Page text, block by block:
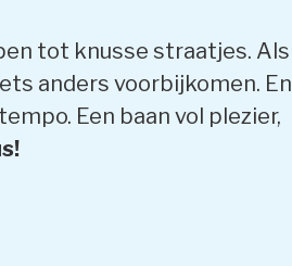
tot knusse straatjes. Als
anders voorbijkomen. En
Een baan vol plezier,